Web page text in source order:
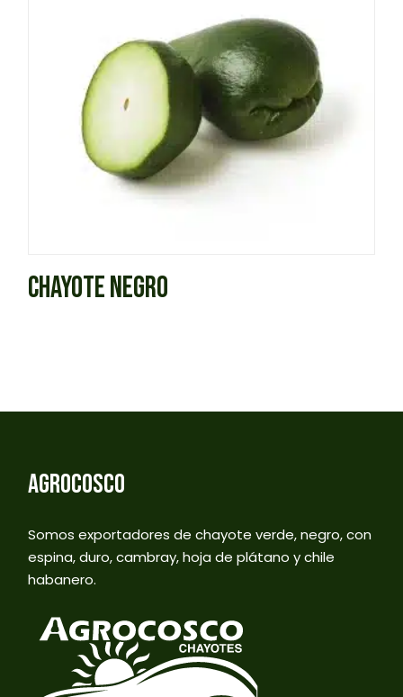
CHAYOTE NEGRO
AGROCOSCO
Somos exportadores de chayote verde, negro, con
espina, duro, cambray, hoja de plátano y chile
habanero.